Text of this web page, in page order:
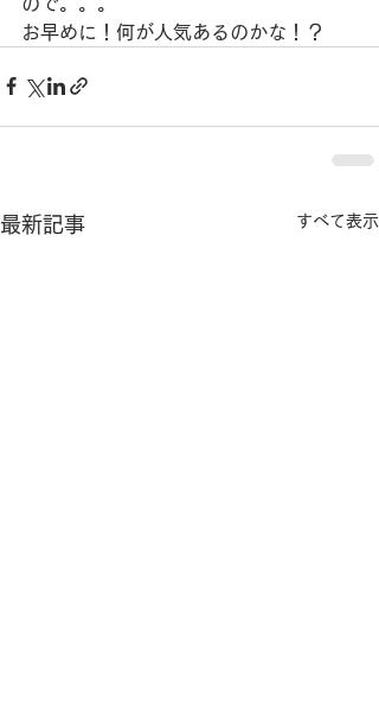
お早めに！何が人気あるのかな！？
最新記事 すべて表示